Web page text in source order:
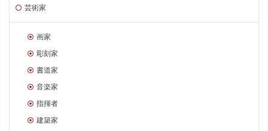
芸術家
画家
彫刻家
書道家
音楽家
指揮者
建築家